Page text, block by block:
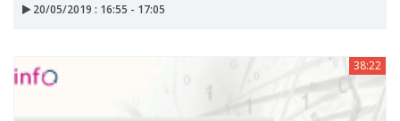
20/05/2019 : 16:55 - 17:05
38:22